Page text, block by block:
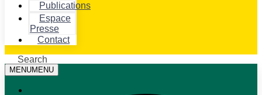
Publications
Espace
Presse
Contact
Search
MENUMENU